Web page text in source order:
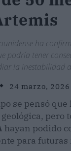
ha
podría tener
la inestabilidad
24 marzo,
se pensó que
pero
hayan podido
para